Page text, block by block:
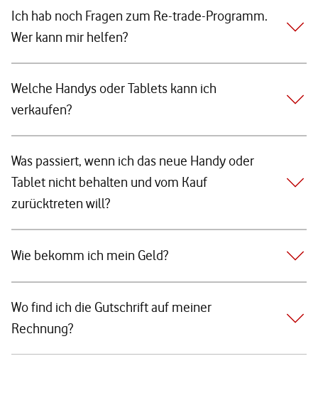
Ich hab noch Fragen zum Re-trade-Programm.
Wer kann mir helfen?
Welche Handys oder Tablets kann ich
verkaufen?
Was passiert, wenn ich das neue Handy oder
Tablet nicht behalten und vom Kauf
zurücktreten will?
Wie bekomm ich mein Geld?
Wo find ich die Gutschrift auf meiner
Rechnung?